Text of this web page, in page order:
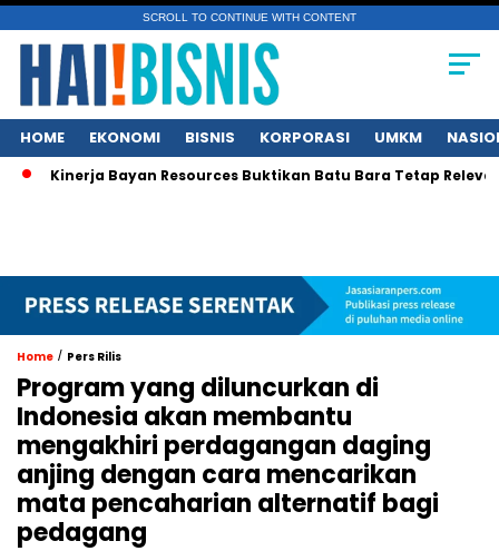
SCROLL TO CONTINUE WITH CONTENT
HOME EKONOMI BISNIS KORPORASI UMKM
Kinerja Bayan Resources Buktikan Batu Bara Tetap Relevan
Home / Pers Rilis
Program yang diluncurkan di
Indonesia akan membantu
mengakhiri perdagangan daging
anjing dengan cara mencarikan
mata pencaharian alternatif bagi
pedagang